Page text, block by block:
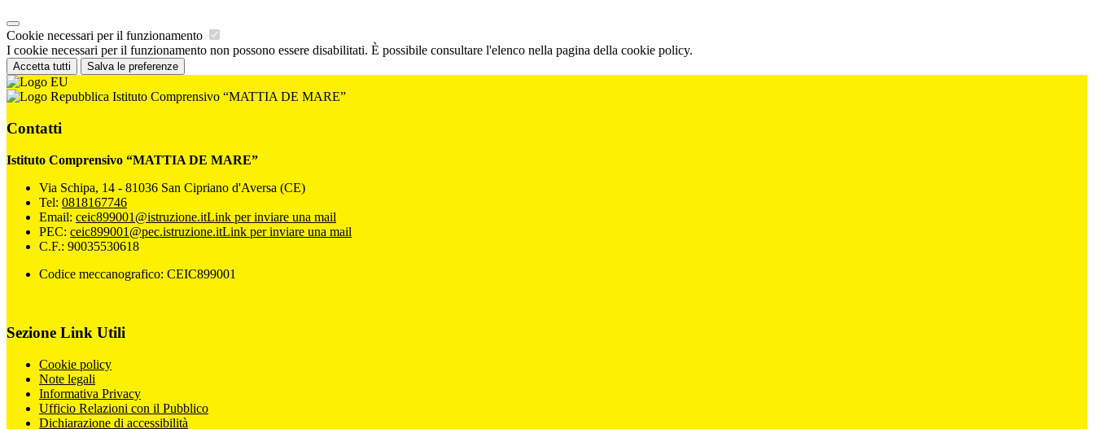
Cookie necessari per il funzionamento
I cookie necessari per il funzionamento non possono essere disabilitati. È possibile consultare l'elenco nella pagina della cookie policy.
Accetta tutti Salva le preferenze
Istituto Comprensivo “MATTIA DE MARE”
Contatti
Istituto Comprensivo “MATTIA DE MARE”
Via Schipa, 14 - 81036 San Cipriano d'Aversa (CE)
Tel: 0818167746
Email: ceic899001@istruzione.itLink per inviare una mail
PEC: ceic899001@pec.istruzione.itLink per inviare una mail
C.F.: 90035530618
Codice meccanografico: CEIC899001
Sezione Link Utili
Cookie policy
Note legali
Informativa Privacy
Ufficio Relazioni con il Pubblico
Dichiarazione di accessibilità